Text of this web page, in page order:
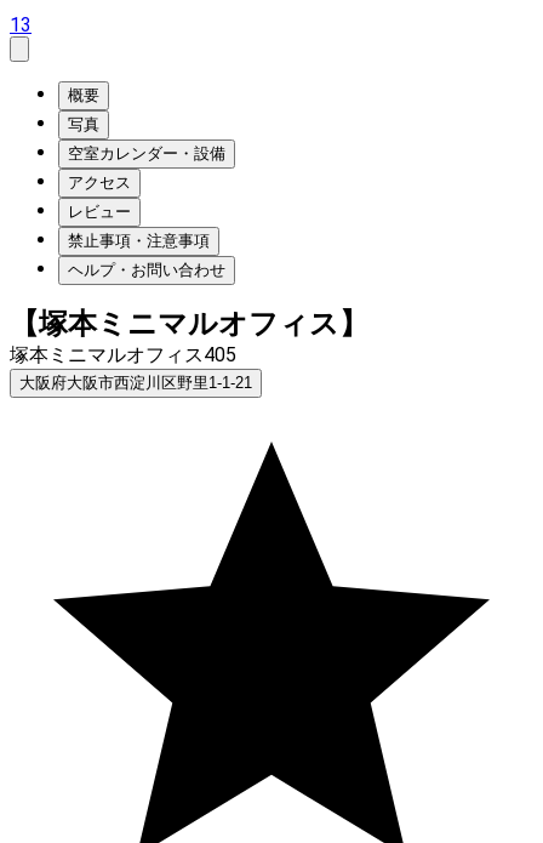
13
概要
写真
空室カレンダー・設備
アクセス
レビュー
禁止事項・注意事項
ヘルプ・お問い合わせ
【塚本ミニマルオフィス】
塚本ミニマルオフィス405
大阪府大阪市西淀川区野里1-1-21